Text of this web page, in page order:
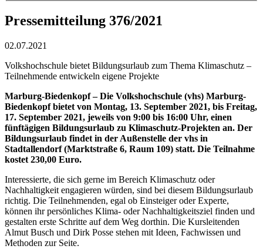
Pressemitteilung 376/2021
02.07.2021
Volkshochschule bietet Bildungsurlaub zum Thema Klimaschutz –
Teilnehmende entwickeln eigene Projekte
Marburg-Biedenkopf – Die Volkshochschule (vhs) Marburg-
Biedenkopf bietet von Montag, 13. September 2021, bis Freitag,
17. September 2021, jeweils von 9:00 bis 16:00 Uhr, einen
fünftägigen Bildungsurlaub zu Klimaschutz-Projekten an. Der
Bildungsurlaub findet in der Außenstelle der vhs in
Stadtallendorf (Marktstraße 6, Raum 109) statt. Die Teilnahme
kostet 230,00 Euro.
Interessierte, die sich gerne im Bereich Klimaschutz oder
Nachhaltigkeit engagieren würden, sind bei diesem Bildungsurlaub
richtig. Die Teilnehmenden, egal ob Einsteiger oder Experte,
können ihr persönliches Klima- oder Nachhaltigkeitsziel finden und
gestalten erste Schritte auf dem Weg dorthin. Die Kursleitenden
Almut Busch und Dirk Posse stehen mit Ideen, Fachwissen und
Methoden zur Seite.